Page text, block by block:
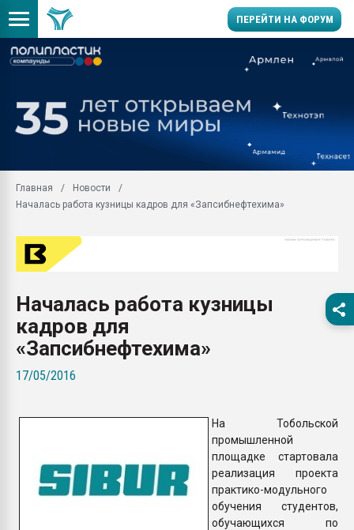
ПЕРЕЙТИ НА ФОРУМ
первый план в
пластмасс
ситуацией на
26.07.2022 "Сибирский
Главная
Новости
Началась работа кузницы кадров для «Запсибнефтехима»
Началась работа кузницы
кадров для
«Запсибнефтехима»
17/05/2016
На Тобольской
промышленной
площадке стартовала
реализация проекта
практико-модульного
обучения студентов,
обучающихся по